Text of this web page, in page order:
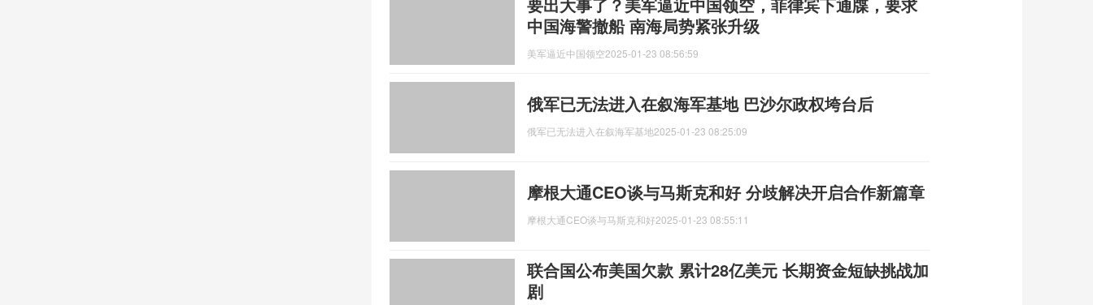
中国海警撤船 南海局势紧张升级
美军逼近中国领空2025-01-23 08:56:59
俄军已无法进入在叙海军基地 巴沙尔政权垮台后
俄军已无法进入在叙海军基地2025-01-23 08:25:09
摩根大通CEO谈与马斯克和好 分歧解决开启合作新篇章
摩根大通CEO谈与马斯克和好2025-01-23 08:55:11
联合国公布美国欠款 累计28亿美元 长期资金短缺挑战加
剧